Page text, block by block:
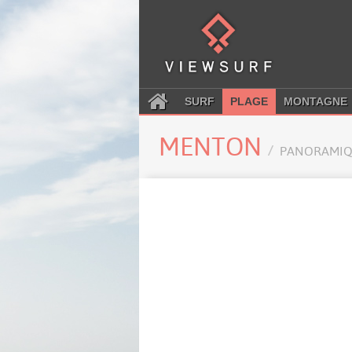
SURF PLAGE MONTAGNE
MENTON